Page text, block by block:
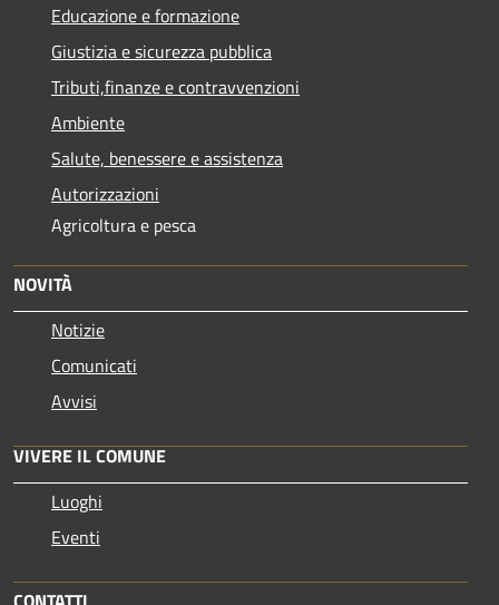
Educazione e formazione
Giustizia e sicurezza pubblica
Tributi,finanze e contravvenzioni
Ambiente
Salute, benessere e assistenza
Autorizzazioni
Agricoltura e pesca
NOVITÀ
Notizie
Comunicati
Avvisi
VIVERE IL COMUNE
Luoghi
Eventi